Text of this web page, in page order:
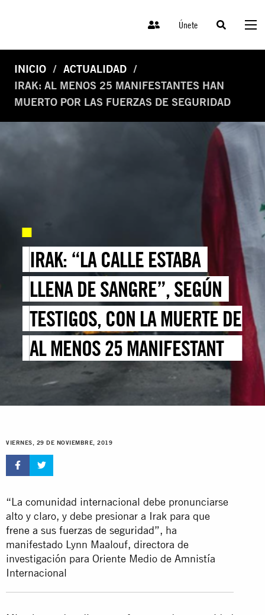
Únete
INICIO
ACTUALIDAD
IRAK: AL MENOS 25 MANIFESTANTES HAN
MUERTO POR LAS FUERZAS DE SEGURIDAD
IRAK: “LA CALLE ESTABA
LLENA DE SANGRE”, SEGÚN
TESTIGOS, CON LA MUERTE DE
AL MENOS 25 MANIFESTANTES
DURANTE LA ACOMETIDA DE
LAS FUERZAS DE SEGURIDAD
VIERNES, 29 DE NOVIEMBRE, 2019
“La comunidad internacional debe pronunciarse
alto y claro, y debe presionar a Irak para que
frene a sus fuerzas de seguridad”, ha
manifestado Lynn Maalouf, directora de
investigación para Oriente Medio de Amnistía
Internacional